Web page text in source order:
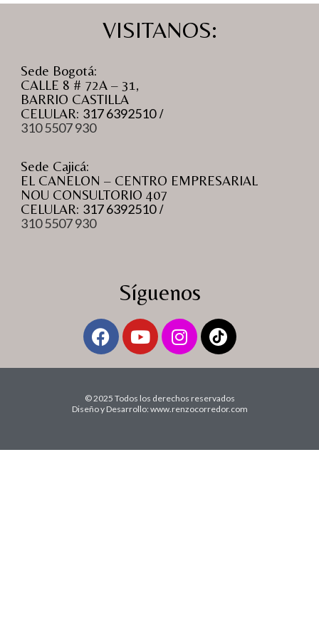
VISITANOS:
Sede Bogotá:
CALLE 8 # 72A – 31,
BARRIO CASTILLA
CELULAR: 317 6392510/
310 5507 930
Sede Cajicá:
EL CANELON – CENTRO EMPRESARIAL
NOU CONSULTORIO 407
CELULAR: 317 6392510/
310 5507 930
Síguenos
© 2025 Todos los derechos reservados
Diseño y Desarrollo: www.renzocorredor.com